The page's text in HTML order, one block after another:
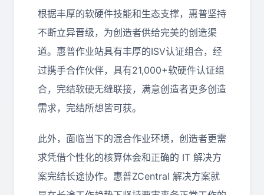
根据丰厚的软硬件技能和生态支撑，惠普坚持
不断立异晋级，为创造者供给完美的创造渠
道。惠普作业站具有丰厚的ISV认证组合，经
过携手合作伙伴，具有21,000+软硬件认证组
合，完结软硬无缝联接，满意创造者更多创造
需求，完结所想皆可获。
此外，面临当下的混合作业环境，创造者更需
求凭借个性化的核算体会和正确的 IT 解决方
案完结长途协作。惠普ZCentral 解决方案就